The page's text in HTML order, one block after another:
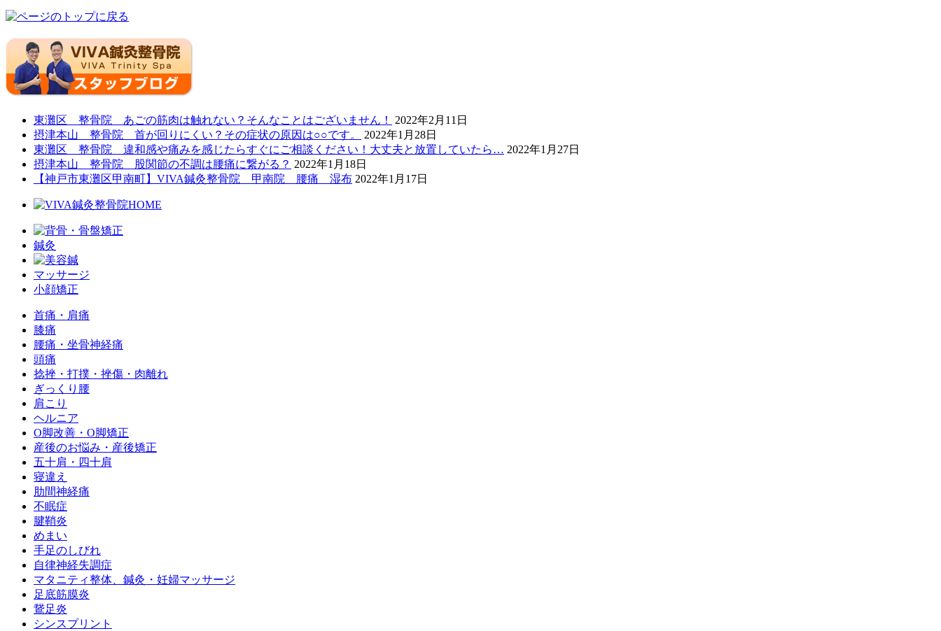
東灘区 整骨院 あごの筋肉は触れない？そんなことはございません！
2022年2月11日
摂津本山 整骨院 首が回りにくい？その症状の原因は○○です。
2022年1月28日
東灘区 整骨院 違和感や痛みを感じたらすぐにご相談ください！大丈夫と放置していたら… 2022年1月27日
摂津本山 整骨院 股関節の不調は腰痛に繋がる？ 2022年1月18日
【神戸市東灘区甲南町】VIVA鍼灸整骨院 甲南院 腰痛 湿布 2022年1月17日
鍼灸
マッサージ
小顔矯正
首痛・肩痛
膝痛
腰痛・坐骨神経痛
頭痛
捻挫・打撲・挫傷・肉離れ
ぎっくり腰
肩こり
ヘルニア
O脚改善・O脚矯正
産後のお悩み・産後矯正
五十肩・四十肩
寝違え
肋間神経痛
不眠症
腱鞘炎
めまい
手足のしびれ
自律神経失調症
マタニティ整体、鍼灸・妊婦マッサージ
足底筋膜炎
鵞足炎
シンスプリント